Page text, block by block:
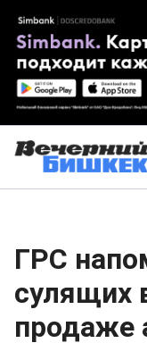
ГРС
сулящих
продаже